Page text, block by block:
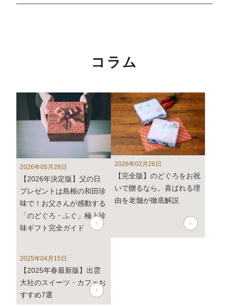
詳しくはこちら
期間中ご注文を承りますが、ご注文の返信等は5月7日
フリーダイヤル、メール等の返信は4月27日（土）～6
日（月）の期間をお休みとさせていただきますのでご了
承ください。
商品のお届けは5月10日(金)以降となります。予
2024年3月1日大感謝祭「春のうまいもん」開催中！
2024年2月8日 【本店カフェイベントのお知らせ】
2月9日は「ふくの日」
2月9日より4日間、「ふくの日」イベント・抹茶フェア
を開催します。
年内発送受付は12月22日(金)午前中までとなります。12
月22日(金)午後以降のご注文は2024年1月12日(金)から
のお届けとなります。予めご了承下さい。
コラム
2026年05月28日
【2026年決定版】父の日
プレゼントは島根の和田珍
味で！お父さんが感動する
「のどぐろ・ふぐ」極上珍
味ギフト完全ガイド
2026年02月26日
【完全版】のどぐろをお祝
いで贈るなら。喜ばれる理
由を老舗が徹底解説
2025年04月15日
【2025年春最新版】出雲
大社のスイーツ・カフェお
すすめ7選